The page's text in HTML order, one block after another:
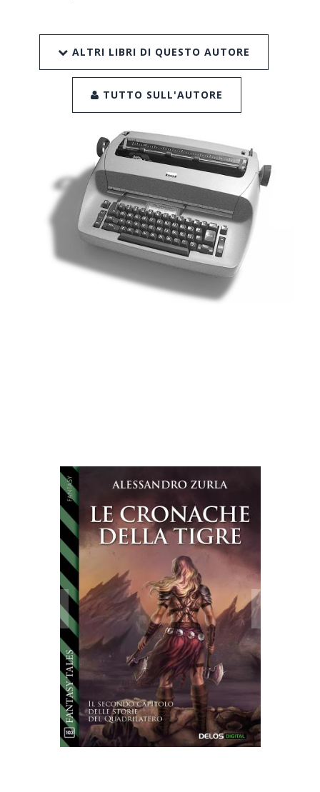
ALTRI LIBRI DI QUESTO AUTORE
TUTTO SULL'AUTORE